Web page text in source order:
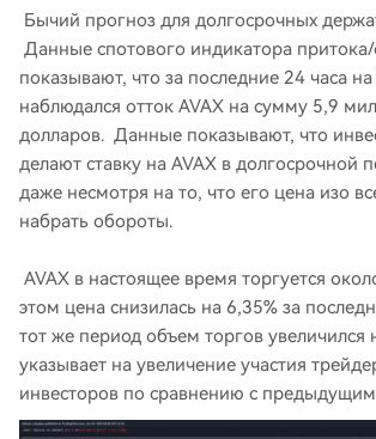
Бычий прогноз для долгосрочных
Данные спотового индикатора притока/
показывают, что за последние 24 часа
наблюдался отток AVAX на сумму 5,9
долларов. Данные показывают, что
делают ставку на AVAX в долгосрочной
даже несмотря на то, что его цена изо
набрать обороты.
AVAX в настоящее время торгуется
этом цена снизилась на 6,35% за
тот же период объем торгов увеличился
указывает на увеличение участия
инвесторов по сравнению с